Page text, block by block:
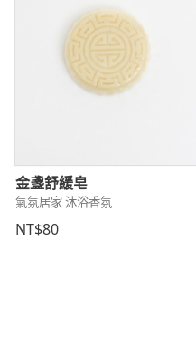
金盞舒緩皂
氣氛居家 沐浴香氛
NT$80